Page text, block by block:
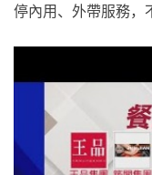
停內用、外帶服務，